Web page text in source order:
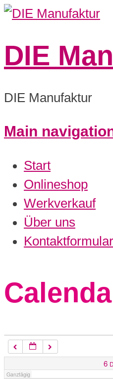
DIE
DIE Manufaktur
Main
Start
Onlineshop
Werkverkauf
Über uns
Kontaktformular
6
Ganztägig
2:00
5:00
7:00